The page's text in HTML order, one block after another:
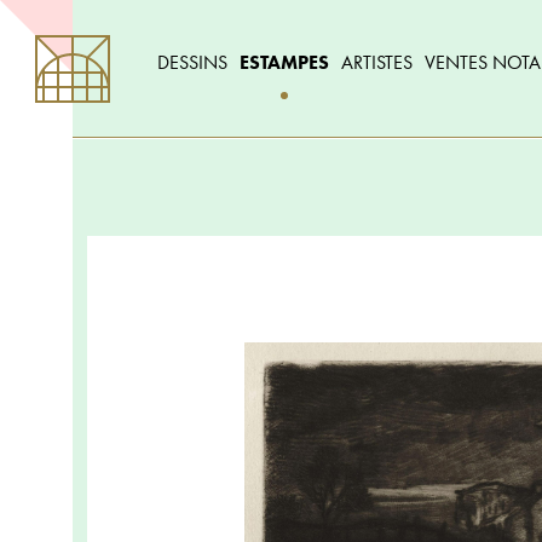
DESSINS ESTAMPES ARTISTES VENTES